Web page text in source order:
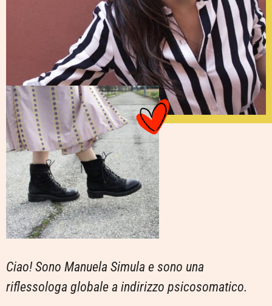
Ciao! Sono Manuela Simula e sono una
riflessologa globale a indirizzo psicosomatico.